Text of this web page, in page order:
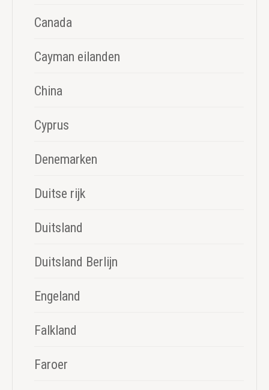
Canada
Cayman eilanden
China
Cyprus
Denemarken
Duitse rijk
Duitsland
Duitsland Berlijn
Engeland
Falkland
Faroer